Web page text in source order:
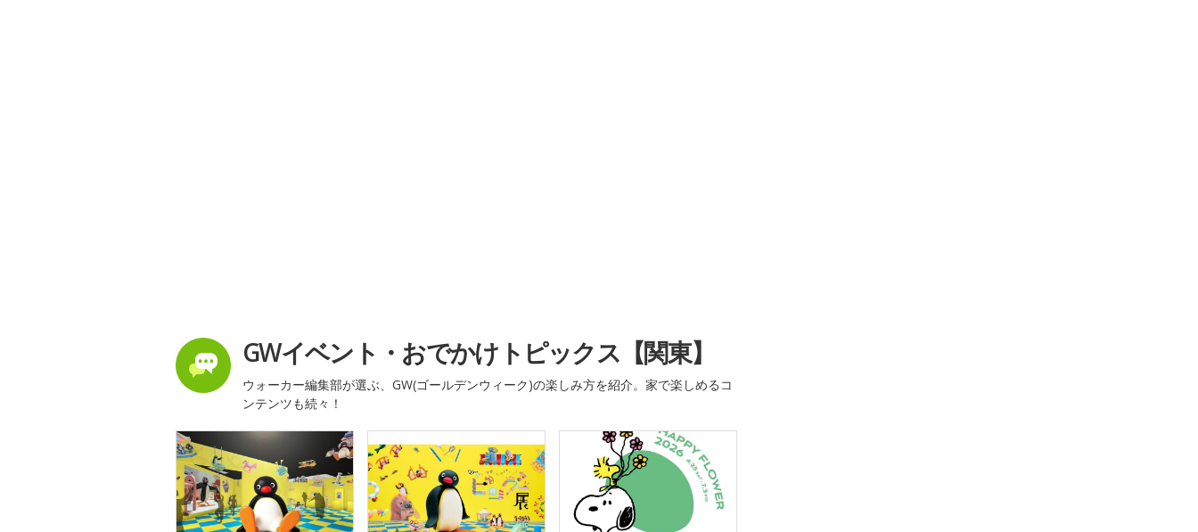
GWイベント・おでかけトピックス【関東】
ウォーカー編集部が選ぶ、GW(ゴールデンウィーク)の楽しみ方を紹介。家で楽しめるコ
ンテンツも続々！